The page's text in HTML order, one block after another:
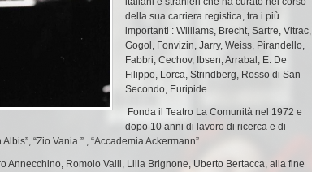
della sua carriera registica, tra i più
importanti : Williams, Brecht, Sartre, Vitrac,
Gogol, Fonvizin, Jarry, Weiss, Pirandello,
Fabbri, Cechov, Ibsen, Arrabal, E. De
Filippo, Lorca, Strindberg, Rosso di San
Secondo, Euripide.
Fonda il Teatro La Comunità nel 1972 e
dopo 10 anni di lavoro di ricerca e di
Albis”, “Zio Vania ” , “Accademia Ackermann”.
Annecchino, Romolo Valli, Lilla Brignone, Uberto Bertacca, alla fine